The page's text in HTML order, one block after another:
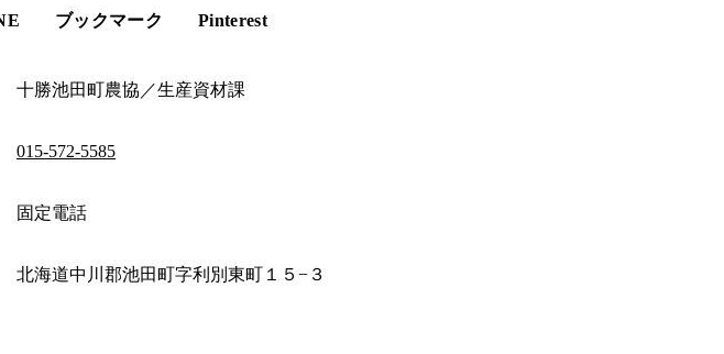
ブックマーク Pinterest
十勝池田町農協／生産資材課
015-572-5585
固定電話
北海道中川郡池田町字利別東町１５−３